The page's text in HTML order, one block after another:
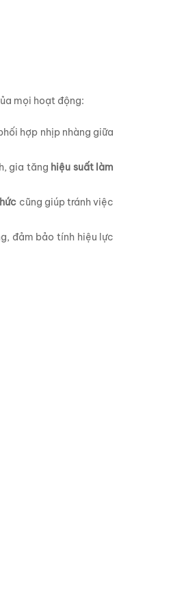
mọi hoạt động:
hợp nhịp nhàng giữa
gia tăng hiệu suất làm
cũng giúp tránh việc
đảm bảo tính hiệu lực